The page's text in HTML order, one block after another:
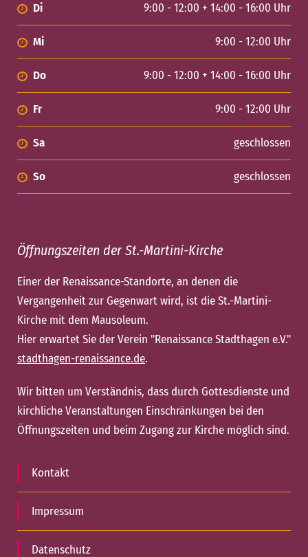
Di 9:00 - 12:00 + 14:00 - 16:00 Uhr
Mi 9:00 - 12:00 Uhr
Do 9:00 - 12:00 + 14:00 - 16:00 Uhr
Fr 9:00 - 12:00 Uhr
Sa geschlossen
So geschlossen
Öffnungszeiten der St.-Martini-Kirche
Einer der Renaissance-Standorte, an denen die
Vergangenheit zur Gegenwart wird, ist die St.-Martini-
Kirche mit dem Mausoleum.
Hier erwartet Sie der Verein "Renaissance Stadthagen e.V."
stadthagen-renaissance.de.
Wir bitten um Verständnis, dass durch Gottesdienste und
kirchliche Veranstaltungen Einschränkungen bei den
Öffnungszeiten und beim Zugang zur Kirche möglich sind.
Kontakt
Impressum
Datenschutz